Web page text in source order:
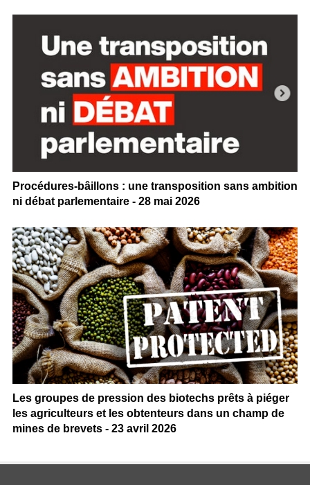
Procédures-bâillons : une transposition sans ambition
ni débat parlementaire - 28 mai 2026
Les groupes de pression des biotechs prêts à piéger
les agriculteurs et les obtenteurs dans un champ de
mines de brevets - 23 avril 2026